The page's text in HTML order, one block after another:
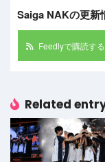
Saiga NAKの更新
Feedlyで購読する
Related